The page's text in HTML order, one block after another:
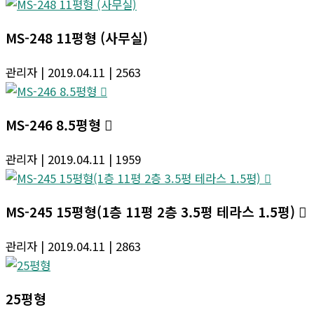
MS-248 11평형 (사무실)
관리자 | 2019.04.11 | 2563
MS-246 8.5평형 
관리자 | 2019.04.11 | 1959
MS-245 15평형(1층 11평 2층 3.5평 테라스 1.5평) 
관리자 | 2019.04.11 | 2863
25평형